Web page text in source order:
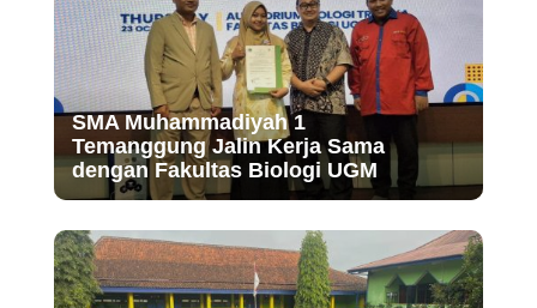
SMA Muhammadiyah 1
Temanggung Jalin Kerja Sama
dengan Fakultas Biologi UGM